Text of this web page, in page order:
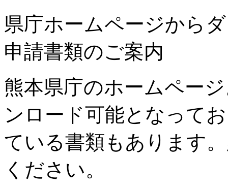
県庁ホームページから
申請書類のご案内
熊本県庁のホームペー
ンロード可能となって
ている書類もあります
ください。